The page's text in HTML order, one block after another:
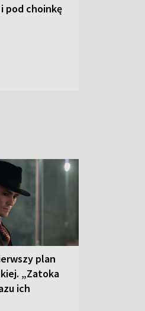
pod choinkę
plan
„Zatoka
ich